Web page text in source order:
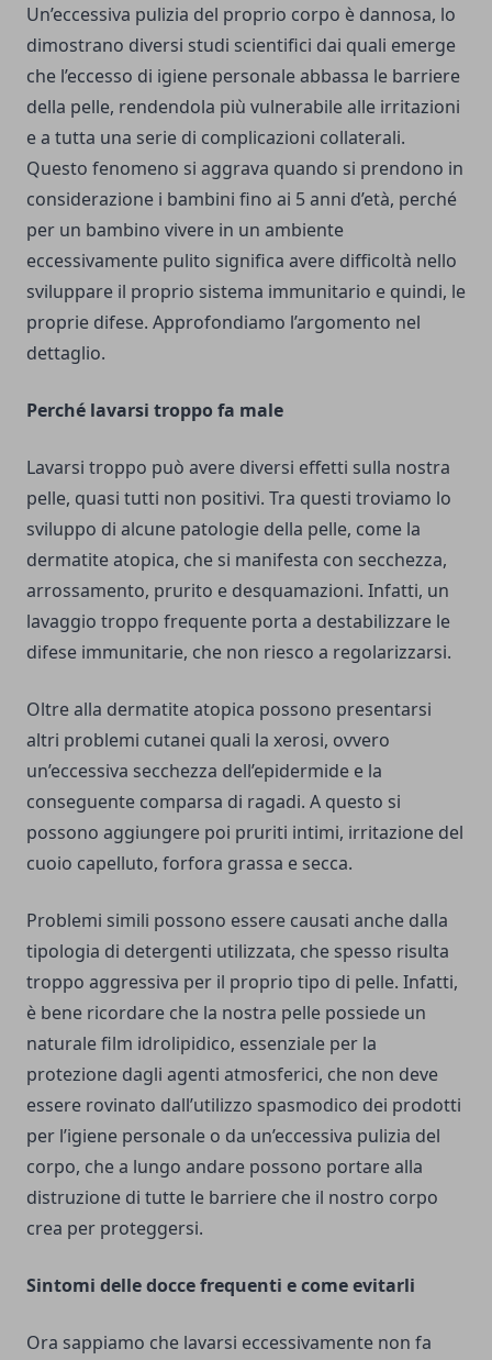
Un’eccessiva pulizia del proprio corpo è dannosa, lo
dimostrano diversi studi scientifici dai quali emerge
che l’eccesso di igiene personale abbassa le barriere
della pelle, rendendola più vulnerabile alle irritazioni
e a tutta una serie di complicazioni collaterali.
Questo fenomeno si aggrava quando si prendono in
considerazione i bambini fino ai 5 anni d’età, perché
per un bambino vivere in un ambiente
eccessivamente pulito significa avere difficoltà nello
sviluppare il proprio sistema immunitario e quindi, le
proprie difese. Approfondiamo l’argomento nel
dettaglio.
Perché lavarsi troppo fa male
Lavarsi troppo può avere diversi effetti sulla nostra
pelle, quasi tutti non positivi. Tra questi troviamo lo
sviluppo di alcune patologie della pelle, come la
dermatite atopica, che si manifesta con secchezza,
arrossamento, prurito e desquamazioni. Infatti, un
lavaggio troppo frequente porta a destabilizzare le
difese immunitarie, che non riesco a regolarizzarsi.
Oltre alla dermatite atopica possono presentarsi
altri problemi cutanei quali la xerosi, ovvero
un’eccessiva secchezza dell’epidermide e la
conseguente comparsa di ragadi. A questo si
possono aggiungere poi pruriti intimi, irritazione del
cuoio capelluto, forfora grassa e secca.
Problemi simili possono essere causati anche dalla
tipologia di detergenti utilizzata, che spesso risulta
troppo aggressiva per il proprio tipo di pelle. Infatti,
è bene ricordare che la nostra pelle possiede un
naturale film idrolipidico, essenziale per la
protezione dagli agenti atmosferici, che non deve
essere rovinato dall’utilizzo spasmodico dei prodotti
per l’igiene personale o da un’eccessiva pulizia del
corpo, che a lungo andare possono portare alla
distruzione di tutte le barriere che il nostro corpo
crea per proteggersi.
Sintomi delle docce frequenti e come evitarli
Ora sappiamo che lavarsi eccessivamente non fa